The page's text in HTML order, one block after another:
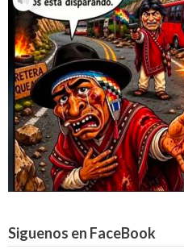
Siguenos en FaceBook